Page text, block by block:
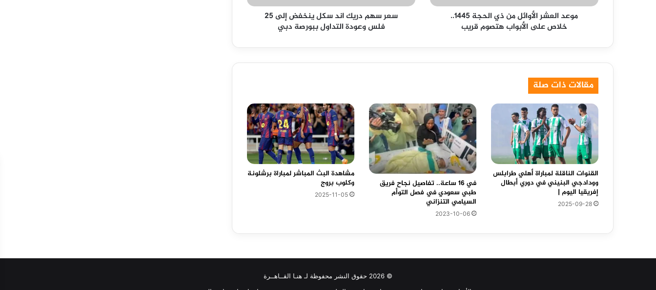
على
موعد العشر الأوائل من ذي الحجة 1445..
خلاص على الأبواب هتصوم قريب
فلس
دبي
سعر سهم دريك اند سكل ينخفض إلى 25
فلس وعودة التداول ببورصة دبي
مقالات ذات صلة
القنوات الناقلة لمباراة أهلي طرابلس
وودادجي البنيني في دوري أبطال
إفريقيا اليوم |
2025-09-28
في 16 ساعة.. تفاصيل نجاح فريق
طبي سعودي في فصل التوأم
السيامي التنزاني
2023-10-06
مشاهدة البث المباشر لمباراة برشلونة
وكلوب بروج
2025-11-05
© 2026 حقوق النشر محفوظة لـ هنـا القــاهــرة